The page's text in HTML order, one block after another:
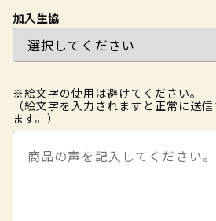
加入生協
※絵文字の使用は避けてください。
（絵文字を入力されますと正常に送
ます。）